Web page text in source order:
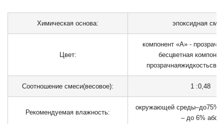
Химическая основа: эпоксидная
Цвет:
компонент «А» -
бесцветная
прозрачнаяжидкость
Соотношение смеси(весовое): 1 :0,48
Рекомендуемая влажность:
окружающей среды–до75%
– до 6% абс.